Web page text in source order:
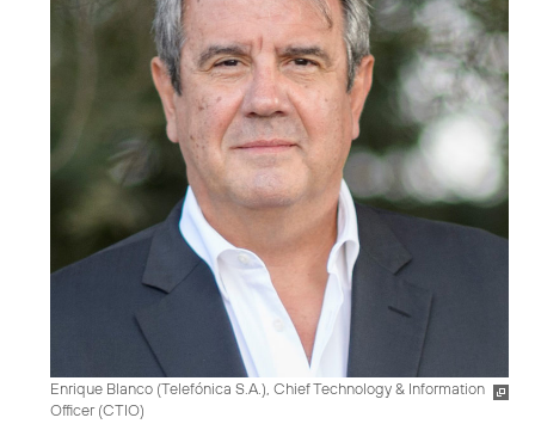
Enrique Blanco (Telefónica S.A.), Chief Technology & Information
Officer (CTIO)